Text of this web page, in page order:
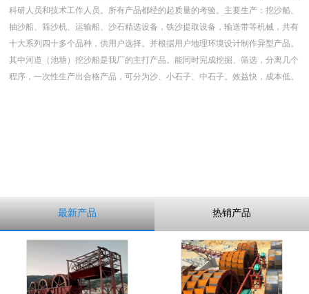
科研人员和技术工作人员。所有产品都经的起质量的考验。主要生产：挖沙船、
抽沙船、筛沙机、运输船、沙石精选设备，铁沙提取设备，输送带等机械，共有
十大系列四十多个品种，供用户选择。并根据用户地理环境设计制作异型产品。
其中河道（池塘）挖沙船是我厂的主打产品。能同时完成挖掘、筛选，分离几个
程序，一次性生产出合格产品，可分为沙、小石子、中石子。效益快，成本低。
最新产品 热销产品